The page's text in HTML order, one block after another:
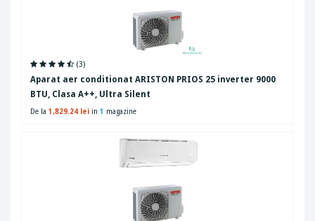
(3)
Aparat aer conditionat ARISTON PRIOS 25 inverter 9000
BTU, Clasa A++, Ultra Silent
De la 1,829.24 lei in 1 magazine